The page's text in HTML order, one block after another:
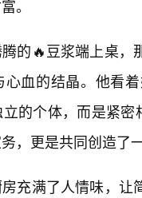
。
的🔥豆浆端上桌
血的结晶。他看
的个体，而是紧
，更是共同创造了
充满了人情味，